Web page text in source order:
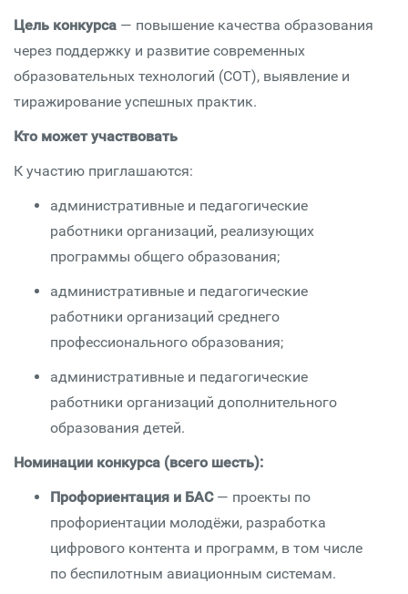
Цель конкурса — повышение качества образования
через поддержку и развитие современных
образовательных технологий (СОТ), выявление и
тиражирование успешных практик.
Кто может участвовать
К участию приглашаются:
административные и педагогические
работники организаций, реализующих
программы общего образования;
административные и педагогические
работники организаций среднего
профессионального образования;
административные и педагогические
работники организаций дополнительного
образования детей.
Номинации конкурса (всего шесть):
Профориентация и БАС — проекты по
профориентации молодёжи, разработка
цифрового контента и программ, в том числе
по беспилотным авиационным системам.